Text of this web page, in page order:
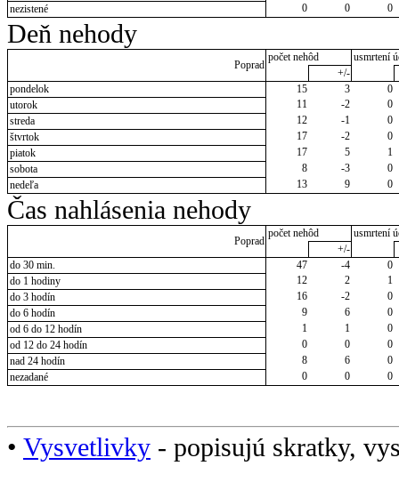
nezistené
0 0 0
Deň nehody
Poprad
počet nehôd
usmrtení
+/-
pondelok
15 3
0
utorok
11 -2
0
streda
12 -1
0
štvrtok
17 -2
0
piatok
17 5
1
sobota
8 -3
0
nedeľa
13 9 0
Čas nahlásenia nehody
Poprad
počet nehôd
usmrtení
+/-
do 30 min.
47 -4
0
do 1 hodiny
12 2
1
do 3 hodín
16 -2
0
do 6 hodín
9 6
0
od 6 do 12 hodín
1 1
0
od 12 do 24 hodín
0 0
0
nad 24 hodín
8 6
0
nezadané
0 0 0
• Vysvetlivky - popisujú skratky,